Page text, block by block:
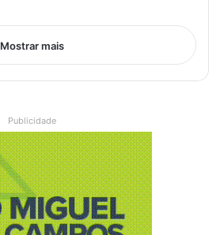
Mostrar mais
Publicidade